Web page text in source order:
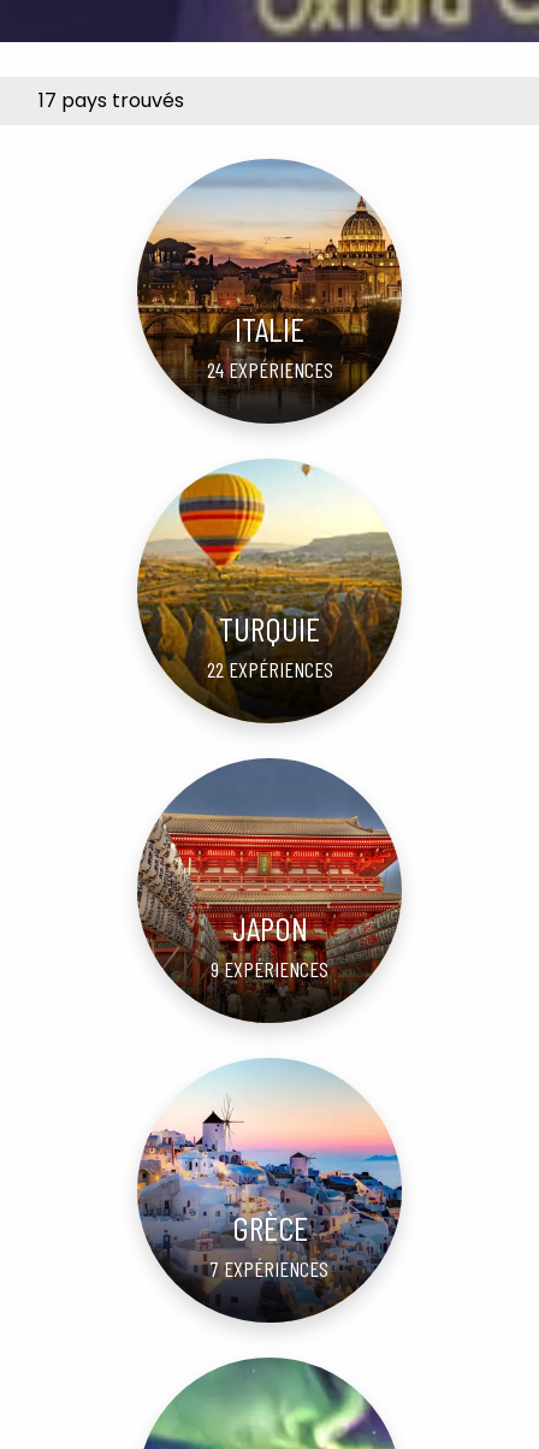
17 pays trouvés
ITALIE
24 EXPÉRIENCES
TURQUIE
22 EXPÉRIENCES
JAPON
9 EXPÉRIENCES
GRÈCE
7 EXPÉRIENCES